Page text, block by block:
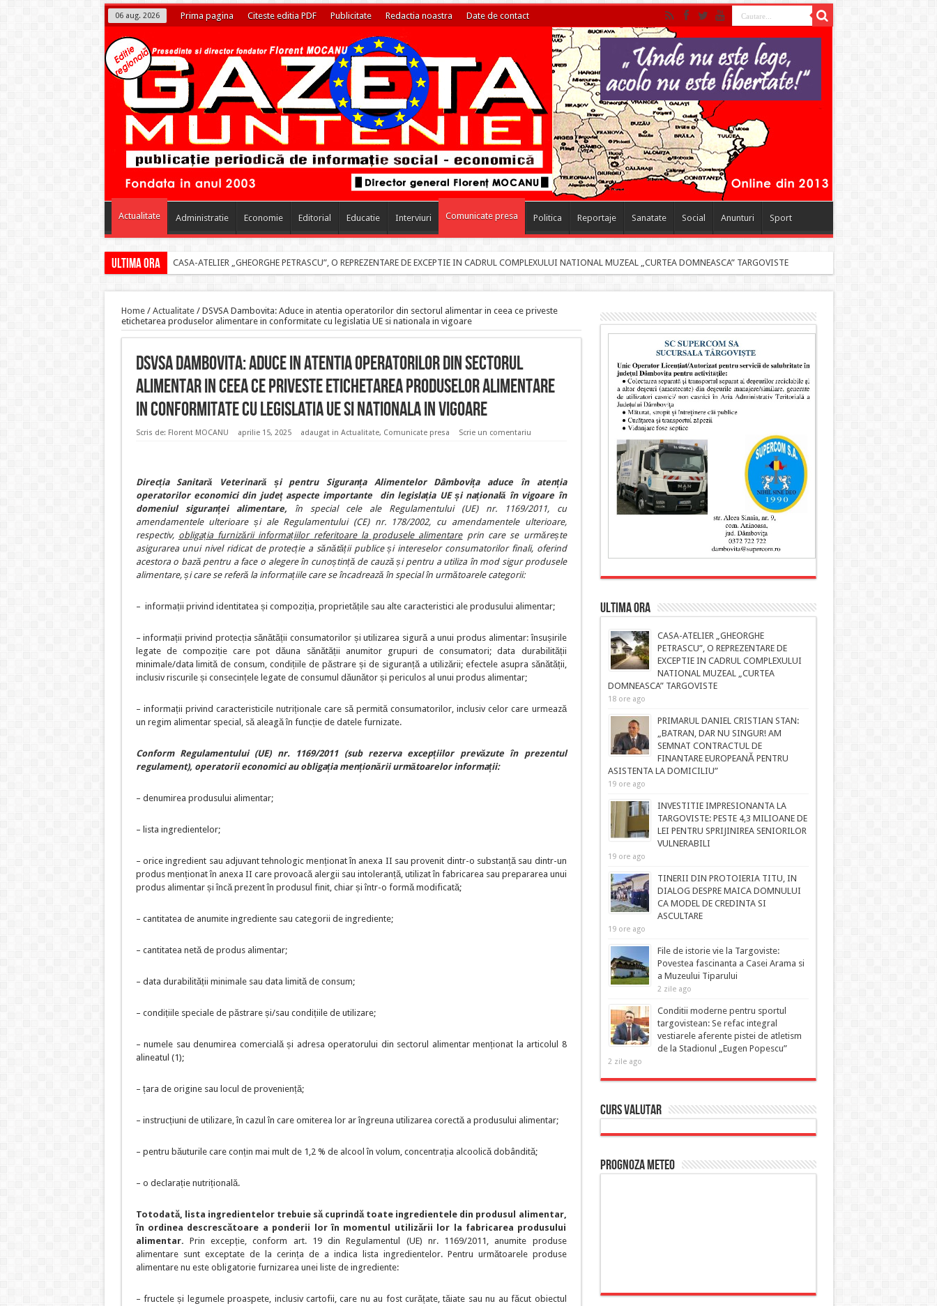
06 aug. 2026 Prima pagina Citeste editia PDF Publicitate Redactia noastra Date de contact
Actualitate Administratie Economie Editorial Educatie Interviuri Comunicate presa Politica Reportaje Sanatate Social Anunturi Sport
Ultima ora PRIMARUL DANIEL CRISTIAN STAN: „BATRAN,
Home/ Actualitate/ DSVSA Dambovita: Aduce in atentia operatorilor din sectorul alimentar in ceea ce priveste
etichetarea produselor alimentare in conformitate cu legislatia UE si nationala in vigoare
DSVSA Dambovita: Aduce in atentia operatorilor din sectorul
alimentar in ceea ce priveste etichetarea produselor alimentare
in conformitate cu legislatia UE si nationala in vigoare
Scris de: Florent MOCANU aprilie 15, 2025 adaugat in Actualitate, Comunicate presa Scrie un comentariu
Direcția Sanitară Veterinară și pentru Siguranța Alimentelor Dâmbovița aduce în atenția
operatorilor economici din județ aspecte importante
din legislația UE și națională în vigoare în
domeniul siguranței alimentare, în special cele ale Regulamentului (UE) nr. 1169/2011, cu
amendamentele ulterioare și ale Regulamentului (CE) nr. 178/2002, cu amendamentele ulterioare,
respectiv, obligația furnizării informațiilor referitoare la produsele alimentareprin care se urmărește
asigurarea unui nivel ridicat de protecție a sănătății publice și intereselor consumatorilor finali, oferind
acestora o bază pentru a face o alegere în cunoștință de cauză și pentru a utiliza în mod sigur produsele
alimentare, și care se referă la informațiile care se încadrează în special în următoarele categorii:
– informații privind identitatea și compoziția, proprietățile sau alte caracteristici ale produsului alimentar;
– informații privind protecția sănătății consumatorilor și utilizarea sigură a unui produs alimentar: însușirile
legate de compoziție care pot dăuna sănătății anumitor grupuri de consumatori; data durabilității
minimale/data limită de consum, condițiile de păstrare și de siguranță a utilizării; efectele asupra sănătății,
inclusiv riscurile și consecințele legate de consumul dăunător și periculos al unui produs alimentar;
– informații privind caracteristicile nutriționale care să permită consumatorilor, inclusiv celor care urmează
un regim alimentar special, să aleagă în funcție de datele furnizate.
Conform Regulamentului (UE) nr. 1169/2011(sub rezerva excepțiilor prevăzute în prezentul
regulament), operatorii economici au obligația menționăriiurmătoarelor informații:
– denumirea produsului alimentar;
– lista ingredientelor;
– orice ingredient sau adjuvant tehnologic menționat în anexa II sau provenit dintr-o substanță sau dintr-un
produs menționat în anexa II care provoacă alergii sau intoleranță, utilizat în fabricarea sau prepararea unui
produs alimentar și încă prezent în produsul finit, chiar și într-o formă modificată;
– cantitatea de anumite ingrediente sau categorii de ingrediente;
– cantitatea netă de produs alimentar;
– data durabilității minimale sau data limită de consum;
– condițiile speciale de păstrare și/sau condițiile de utilizare;
– numele sau denumirea comercială și adresa operatorului din sectorul alimentar menționat la articolul 8
alineatul (1);
– țara de origine sau locul de proveniență;
– instrucțiuni de utilizare, în cazul în care omiterea lor ar îngreuna utilizarea corectă a produsului alimentar;
– pentru băuturile care conțin mai mult de 1,2 % de alcool în volum, concentrația alcoolică dobândită;
– o declarație nutrițională.
Totodată, lista ingredientelor trebuie să cuprindă toate ingredientele din produsul alimentar,
în ordinea descrescătoare a ponderii lor în momentul utilizării lor la fabricarea produsului
alimentar. Prin excepție, conform art. 19 din Regulamentul (UE) nr. 1169/2011, anumite produse
alimentare sunt exceptate de la cerința de a indica lista ingredientelor. Pentru următoarele produse
alimentare nu este obligatorie furnizarea unei liste de ingrediente:
– fructele și legumele proaspete, inclusiv cartofii, care nu au fost curățate, tăiate sau nu au făcut obiectul
ULTIMA ORA
CASA-ATELIER „GHEORGHE
PETRASCU”, O REPREZENTARE DE
EXCEPTIE IN CADRUL COMPLEXULUI
NATIONAL MUZEAL „CURTEA
DOMNEASCA” TARGOVISTE
18 ore ago
PRIMARUL DANIEL CRISTIAN STAN:
„BATRAN, DAR NU SINGUR! AM
SEMNAT CONTRACTUL DE
FINANTARE EUROPEANĂ PENTRU
ASISTENTA LA DOMICILIU”
19 ore ago
INVESTITIE IMPRESIONANTA LA
TARGOVISTE: PESTE 4,3 MILIOANE DE
LEI PENTRU SPRIJINIREA SENIORILOR
VULNERABILI
19 ore ago
TINERII DIN PROTOIERIA TITU, IN
DIALOG DESPRE MAICA DOMNULUI
CA MODEL DE CREDINTA SI
ASCULTARE
19 ore ago
File de istorie vie la Targoviste:
Povestea fascinanta a Casei Arama si
a Muzeului Tiparului
2 zile ago
Conditii moderne pentru sportul
targovistean: Se refac integral
vestiarele aferente pistei de atletism
de la Stadionul „Eugen Popescu”
2 zile ago
Curs Valutar
Prognoza Meteo